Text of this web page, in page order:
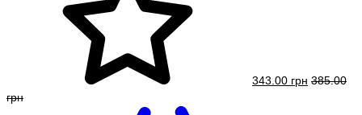
343.00 грн 385.00
грн